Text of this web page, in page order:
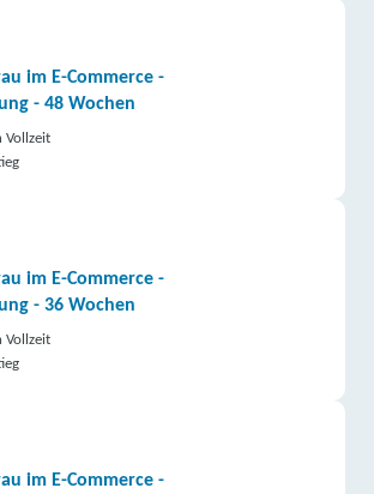
im E-Commerce -
- 48 Wochen
Vollzeit
im E-Commerce -
- 36 Wochen
Vollzeit
im E-Commerce -